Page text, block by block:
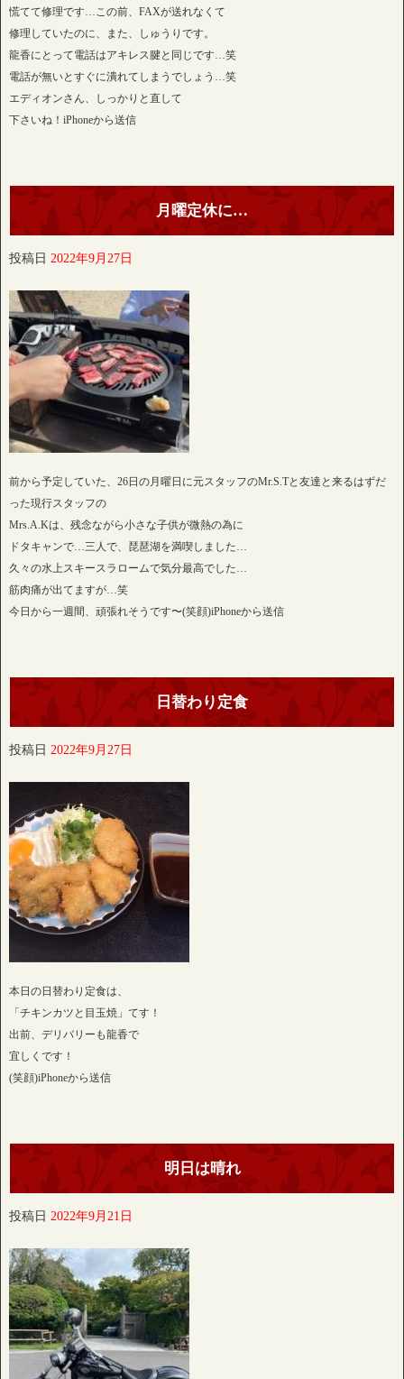
慌てて修理です…この前、FAXが送れなくて
修理していたのに、また、しゅうりです。
龍香にとって電話はアキレス腱と同じです…笑
電話が無いとすぐに潰れてしまうでしょう…笑
エディオンさん、しっかりと直して
下さいね！iPhoneから送信
月曜定休に…
投稿日 2022年9月27日
前から予定していた、26日の月曜日に元スタッフのMr.S.Tと友達と来るはずだ
った現行スタッフの
Mrs.A.Kは、残念ながら小さな子供が微熱の為に
ドタキャンで…三人で、琵琶湖を満喫しました…
久々の水上スキースラロームで気分最高でした…
筋肉痛が出てますが…笑
今日から一週間、頑張れそうです〜(笑顔)iPhoneから送信
日替わり定食
投稿日 2022年9月27日
本日の日替わり定食は、
「チキンカツと目玉焼」てす！
出前、デリバリーも龍香で
宜しくです！
(笑顔)iPhoneから送信
明日は晴れ
投稿日 2022年9月21日